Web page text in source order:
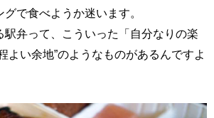
で食べようか迷います。
駅弁って、こういった「自分なりの楽
よい余地”のようなものがあるんですよ